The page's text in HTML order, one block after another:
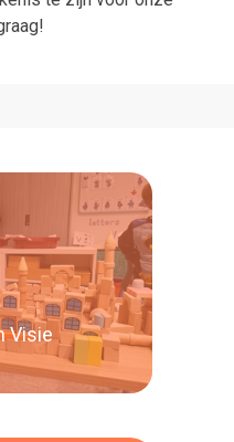
Visie